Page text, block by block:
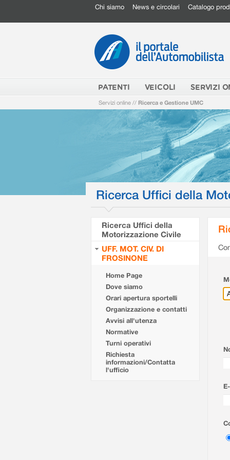
Chi siamo News e circolari Catalogo
PATENTI VEICOLI SERVIZI
Servizi online // Ricerca e Gestione UMC
Ricerca Uffici della
Ricerca Uffici della
Motorizzazione Civile
UFF. MOT. CIV. DI
FROSINONE
Home Page
Dove siamo
Orari apertura sportelli
Organizzazione e contatti
Avvisi all'utenza
Normative
Turni operativi
Richiesta
informazioni/Contatta
l'ufficio